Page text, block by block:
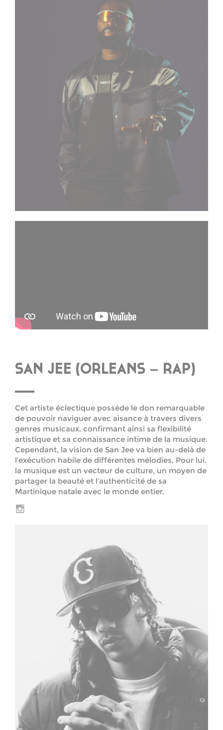
SAN JEE (ORLEANS – RAP)
Cet artiste éclectique possède le don remarquable
de pouvoir naviguer avec aisance à travers divers
genres musicaux, confirmant ainsi sa flexibilité
artistique et sa connaissance intime de la musique.
Cependant, la vision de San Jee va bien au-delà de
l’exécution habile de différentes mélodies. Pour lui,
la musique est un vecteur de culture, un moyen de
partager la beauté et l’authenticité de sa
Martinique natale avec le monde entier.